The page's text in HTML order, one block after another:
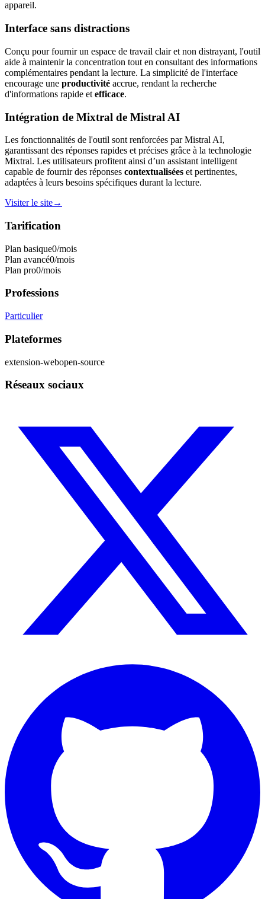
appareil.
Interface sans distractions
Conçu pour fournir un espace de travail clair et non distrayant, l'outil
aide à maintenir la concentration tout en consultant des informations
complémentaires pendant la lecture. La simplicité de l'interface
encourage une productivité accrue, rendant la recherche
d'informations rapide et efficace.
Intégration de Mixtral de Mistral AI
Les fonctionnalités de l'outil sont renforcées par Mistral AI,
garantissant des réponses rapides et précises grâce à la technologie
Mixtral. Les utilisateurs profitent ainsi d’un assistant intelligent
capable de fournir des réponses contextualisées et pertinentes,
adaptées à leurs besoins spécifiques durant la lecture.
Visiter le site→
Tarification
Plan basique0/mois
Plan avancé0/mois
Plan pro0/mois
Professions
Particulier
Plateformes
extension-webopen-source
Réseaux sociaux